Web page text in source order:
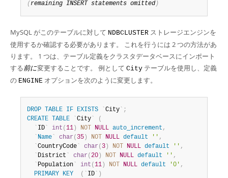
( remaining INSERT statements omitted )
MySQL がこのテーブルに対して NDBCLUSTER ストレージエンジンを
使用するか確認する必要があります。 これを行うには 2 つの方法があ
ります。 1 つは、テーブル定義をクラスタデータベースにインポート
する前に変更することです。 例として City テーブルを使用し、定義
の ENGINE オプションを次のように変更します。
DROP TABLE IF EXISTS `City ` ;
CREATE
TABLE `City `
(
` ID ` int ( 11 ) NOT NULL auto_increment ,
` Name ` char ( 35 ) NOT NULL default '' ,
`CountryCode ` char ( 3 ) NOT NULL default '' ,
` District ` char ( 20 ) NOT NULL default '' ,
` Population ` int ( 11 ) NOT NULL default '0' ,
PRIMARY KEY ( ` ID ` )